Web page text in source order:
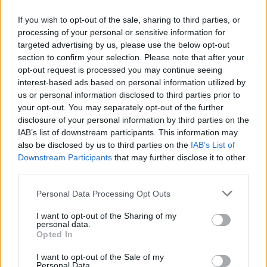
If you wish to opt-out of the sale, sharing to third parties, or
processing of your personal or sensitive information for
targeted advertising by us, please use the below opt-out
section to confirm your selection. Please note that after your
opt-out request is processed you may continue seeing
interest-based ads based on personal information utilized by
us or personal information disclosed to third parties prior to
your opt-out. You may separately opt-out of the further
disclosure of your personal information by third parties on the
IAB’s list of downstream participants. This information may
also be disclosed by us to third parties on the IAB’s List of
Downstream Participants that may further disclose it to other
Personal Data Processing Opt Outs
I want to opt-out of the Sharing of my
personal data.
Opted In
I want to opt-out of the Sale of my
Tisícům zraněných a
nemocných holubů má v
budoucnu pomoci nové
rehabilitační centrum, které
vzniká u Brna. Jeho součástí
bude specializované zázemí pro léčbu a rekonvalescenci,
karanténní zóna a venkovní voliéry pro holuby, kteří se kvůli
zdravotnímu stavu již nemohou vrátit do volné přírody, uvedla
nezisková organizace Institut na ochranu holubů, která za
projektem stojí.
V Kutné Hoře začínají rozsáhlé úpravy koryta říčky
V Kutné Hoře začínají rozsáhlé
úpravy koryta říčky Vrchlice v
centru města. Hlavní stavební
práce začnou na konci srpna,
lepší ochranu před povodní, vyjde téměř na 100 milionů korun bez